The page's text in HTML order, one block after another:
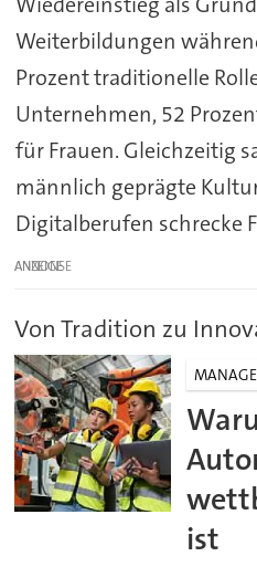
Weiterbildungen
Prozent traditionelle
Unternehmen, 52
für Frauen. Gleichzeitig
männlich geprägte
Digitalberufen schrecke
ANZEIGE
Von Tradition zu
ist